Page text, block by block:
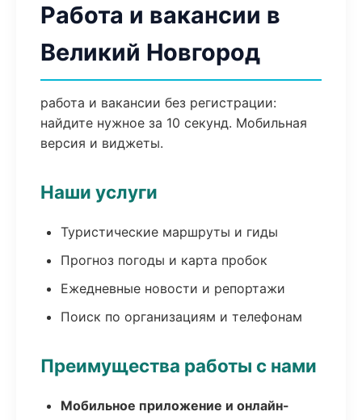
Работа и вакансии в
Великий Новгород
работа и вакансии без регистрации:
найдите нужное за 10 секунд. Мобильная
версия и виджеты.
Наши услуги
Туристические маршруты и гиды
Прогноз погоды и карта пробок
Ежедневные новости и репортажи
Поиск по организациям и телефонам
Преимущества работы с нами
Мобильное приложение и онлайн-